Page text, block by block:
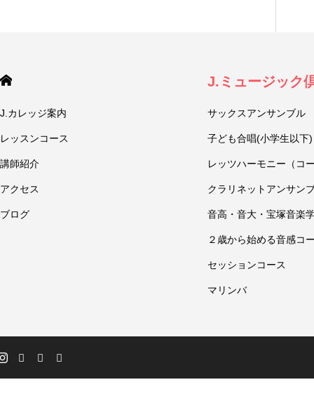
J.カレッジ案内
レッスンコース
講師紹介
アクセス
ブログ
J.ミュージック
サックスアンサンブル
子ども合唱(小学生以下)
レッツハーモニー（コ
クラリネットアンサン
音高・音大・宝塚音楽
２歳から始める音感コ
セッションコース
マリンバ